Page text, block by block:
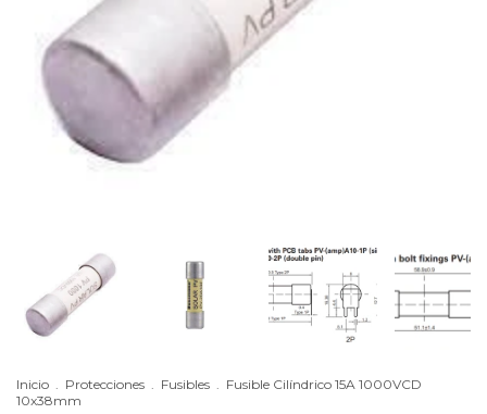
Inicio . Protecciones . Fusibles . Fusible Cilíndrico 15A 1000VCD
10x38mm